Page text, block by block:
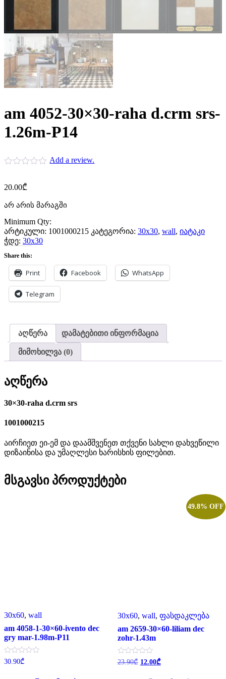
am 4052-30×30-raha d.crm srs-
1.26m-P14
Add a review.
20.00₾
არ არის მარაგში
Minimum Qty:
არტიკული: 1001000215 კატეგორია: 30x30, wall, იატაკი
ჭდე: 30x30
Share this:
Print Facebook WhatsApp
Telegram
აღწერა დამატებითი ინფორმაცია
მიმოხილვა (0)
აღწერა
30×30-raha d.crm srs
1001000215
აირჩიეთ ეი-ემ და დაამშვენეთ თქვენი სახლი დახვეწილი
დიზაინისა და უმაღლესი ხარისხის ფილებით.
მსგავსი პროდუქტები
30x60, wall
am 4058-1-30×60-ivento dec
gry mar-1.98m-P11
შეფასება
0
30.90₾
49.8% OFF
30x60, wall, ფასდაკლება
am 2659-30×60-liliam dec
zohr-1.43m
შეფასება
0
23.90₾ Original
12.00₾Current